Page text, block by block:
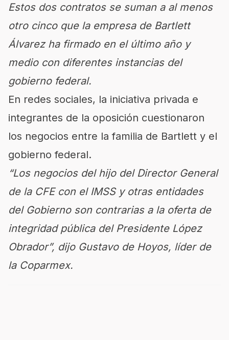
Estos dos contratos se suman a al menos
otro cinco que la empresa de Bartlett
Álvarez ha firmado en el último año y
medio con diferentes instancias del
gobierno federal.
En redes sociales, la iniciativa privada e
integrantes de la oposición cuestionaron
los negocios entre la familia de Bartlett y el
gobierno federal.
“Los negocios del hijo del Director General
de la CFE con el IMSS y otras entidades
del Gobierno son contrarias a la oferta de
integridad pública del Presidente López
Obrador”, dijo Gustavo de Hoyos, líder de
la Coparmex.